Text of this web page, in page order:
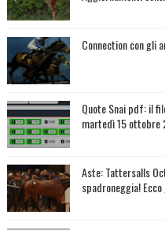
Connection con gli
Quote Snai pdf: il
martedì 15 ottobre
Aste: Tattersalls
spadroneggia!